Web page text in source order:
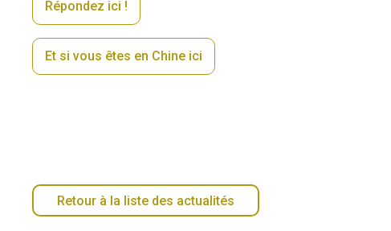
Répondez ici !
Et si vous êtes en Chine ici
Retour à la liste des actualités